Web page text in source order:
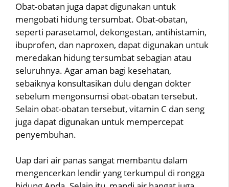
Obat-obatan juga dapat digunakan untuk
mengobati hidung tersumbat. Obat-obatan,
seperti parasetamol, dekongestan, antihistamin,
ibuprofen, dan naproxen, dapat digunakan untuk
meredakan hidung tersumbat sebagian atau
seluruhnya. Agar aman bagi kesehatan,
sebaiknya konsultasikan dulu dengan dokter
sebelum mengonsumsi obat-obatan tersebut.
Selain obat-obatan tersebut, vitamin C dan seng
juga dapat digunakan untuk mempercepat
penyembuhan.
Uap dari air panas sangat membantu dalam
mengencerkan lendir yang terkumpul di rongga